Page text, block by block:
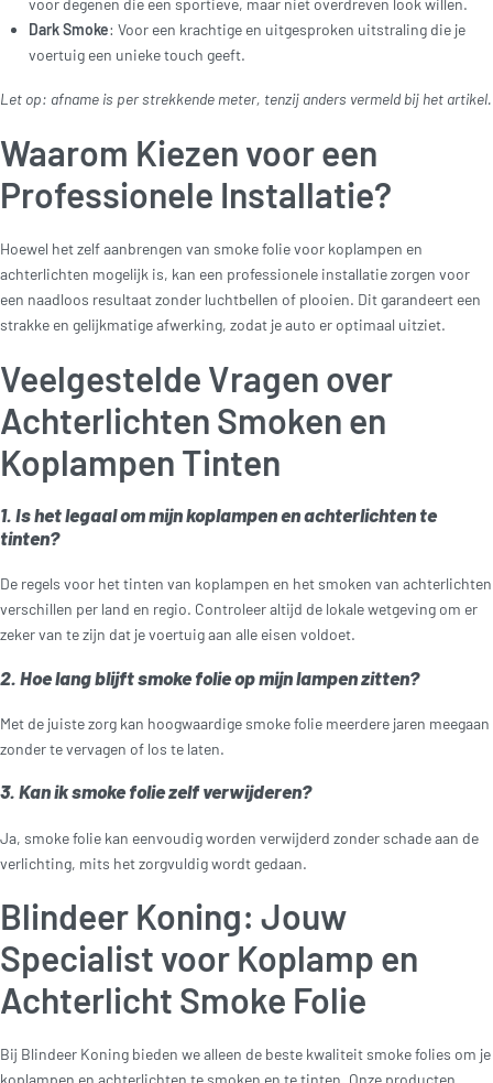
Dark Smoke: Voor een krachtige en uitgesproken uitstraling die je
voertuig een unieke touch geeft.
Let op: afname is per strekkende meter, tenzij anders vermeld bij het artikel.
Waarom Kiezen voor een
Professionele Installatie?
Hoewel het zelf aanbrengen van smoke folie voor koplampen en
achterlichten mogelijk is, kan een professionele installatie zorgen voor
een naadloos resultaat zonder luchtbellen of plooien. Dit garandeert een
strakke en gelijkmatige afwerking, zodat je auto er optimaal uitziet.
Veelgestelde Vragen over
Achterlichten Smoken en
Koplampen Tinten
1. Is het legaal om mijn koplampen en achterlichten te
tinten?
De regels voor het tinten van koplampen en het smoken van achterlichten
verschillen per land en regio. Controleer altijd de lokale wetgeving om er
zeker van te zijn dat je voertuig aan alle eisen voldoet.
2. Hoe lang blijft smoke folie op mijn lampen zitten?
Met de juiste zorg kan hoogwaardige smoke folie meerdere jaren meegaan
zonder te vervagen of los te laten.
3. Kan ik smoke folie zelf verwijderen?
Ja, smoke folie kan eenvoudig worden verwijderd zonder schade aan de
verlichting, mits het zorgvuldig wordt gedaan.
Blindeer Koning: Jouw
Specialist voor Koplamp en
Achterlicht Smoke Folie
Bij Blindeer Koning bieden we alleen de beste kwaliteit smoke folies om je